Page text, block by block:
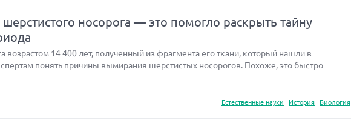
носорога — это помогло раскрыть тайну
14 400 лет, полученный из фрагмента его ткани, который нашли в
понять причины вымирания шерстистых носорогов. Похоже, это быстро
Естественные науки
История Биология